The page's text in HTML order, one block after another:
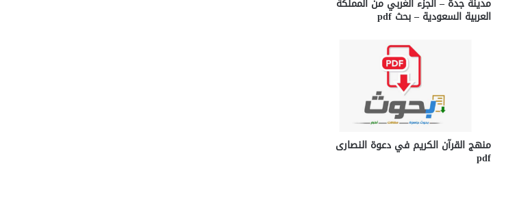
العربية السعودية – بحث pdf
منهج القرآن الكريم في دعوة النصارى
pdf